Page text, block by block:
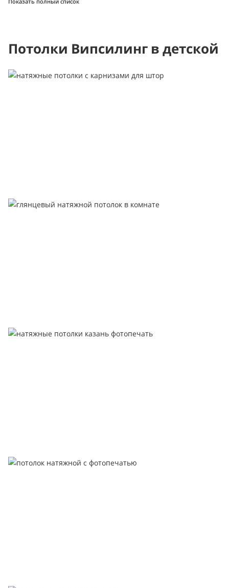
Потолки Випсилинг в детской